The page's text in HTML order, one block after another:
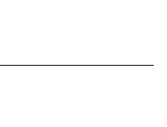
comparación: 0 / 4